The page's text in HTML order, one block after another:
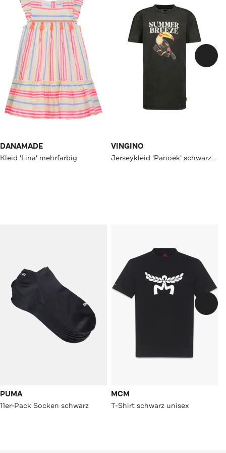
DANAMADE
Kleid 'Lina' mehrfarbig
VINGINO
Jerseykleid 'Panoek' schwarzgrau
PUMA
11er-Pack Socken schwarz
MCM
T-Shirt schwarz unisex